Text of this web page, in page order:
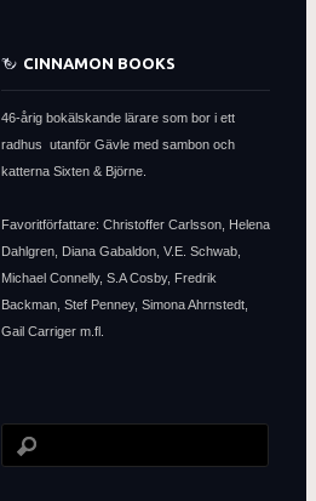
CINNAMON BOOKS
46-årig bokälskande lärare som bor i ett
radhus utanför Gävle med sambon och
katterna Sixten & Björne.
Favoritförfattare: Christoffer Carlsson, Helena
Dahlgren, Diana Gabaldon, V.E. Schwab,
Michael Connelly, S.A Cosby, Fredrik
Backman, Stef Penney, Simona Ahrnstedt,
Gail Carriger m.fl.